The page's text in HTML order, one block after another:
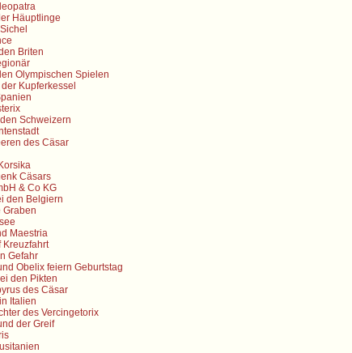
Häuptlinge
Briten
Olympischen Spielen
Kupferkessel
Schweizern
des Cäsar
Cäsars
& Co KG
den Belgiern
Graben
Maestria
Kreuzfahrt
Gefahr
Obelix feiern Geburtstag
den Pikten
des Cäsar
Italien
des Vercingetorix
der Greif